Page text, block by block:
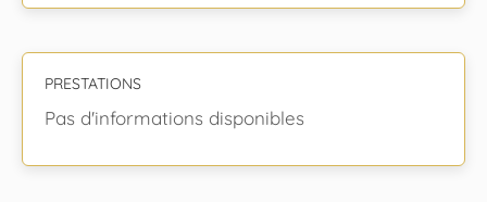
PRESTATIONS
Pas d'informations disponibles